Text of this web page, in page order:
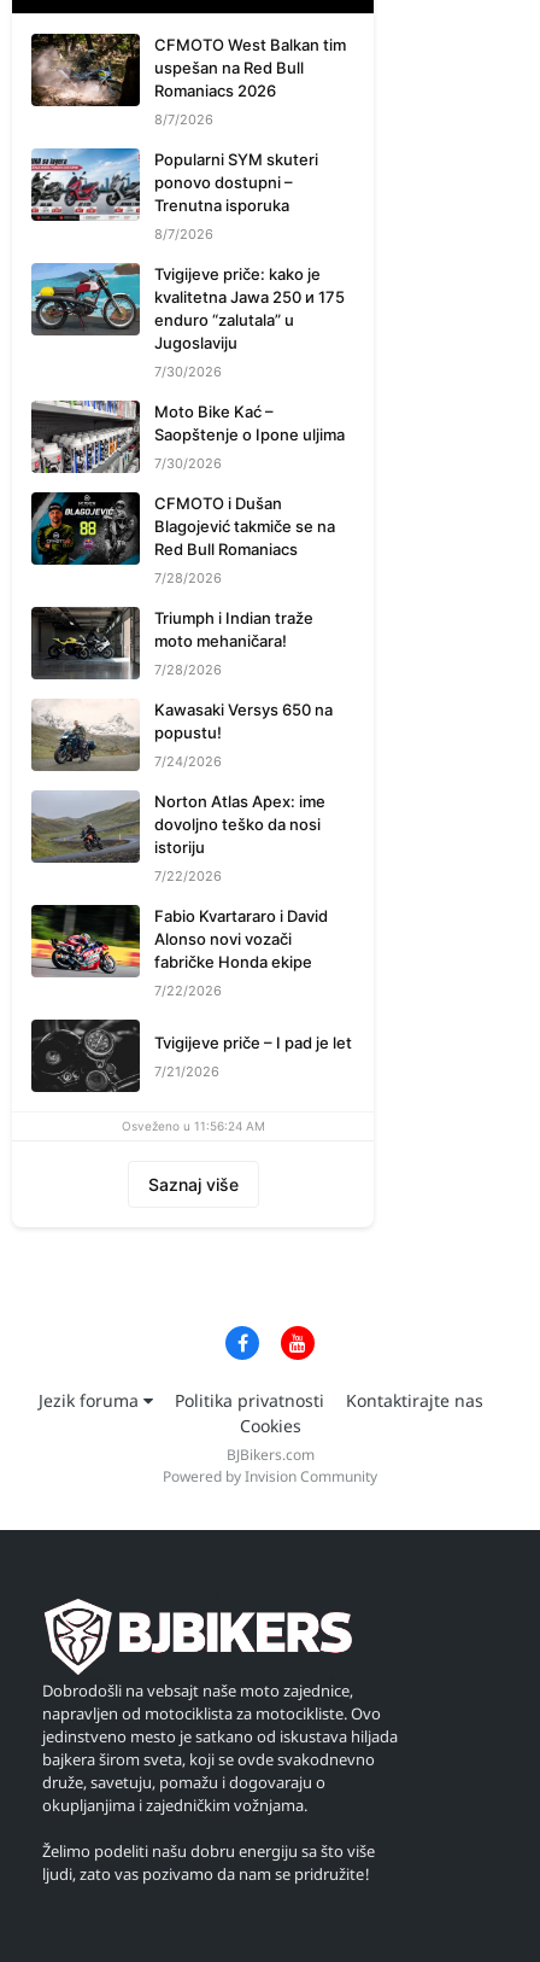
CFMOTO West Balkan tim
uspešan na Red Bull
Romaniacs 2026
8/7/2026
Popularni SYM skuteri
ponovo dostupni –
Trenutna isporuka
8/7/2026
Tvigijeve priče: kako je
kvalitetna Jawa 250 и 175
enduro “zalutala” u
Jugoslaviju
7/30/2026
Moto Bike Kać –
Saopštenje o Ipone uljima
7/30/2026
CFMOTO i Dušan
Blagojević takmiče se na
Red Bull Romaniacs
7/28/2026
Triumph i Indian traže
moto mehaničara!
7/28/2026
Kawasaki Versys 650 na
popustu!
7/24/2026
Norton Atlas Apex: ime
dovoljno teško da nosi
istoriju
7/22/2026
Fabio Kvartararo i David
Alonso novi vozači
fabričke Honda ekipe
7/22/2026
Tvigijeve priče – I pad je let
7/21/2026
Osveženo u 11:56:24 AM
Saznaj više
Jezik foruma Politika privatnosti
Kontaktirajte nas
Cookies
BJBikers.com
Powered by Invision Community
Dobrodošli na vebsajt naše moto zajednice,
napravljen od motociklista za motocikliste. Ovo
jedinstveno mesto je satkano od iskustava hiljada
bajkera širom sveta, koji se ovde svakodnevno
druže, savetuju, pomažu i dogovaraju o
okupljanjima i zajedničkim vožnjama.
Želimo podeliti našu dobru energiju sa što više
ljudi, zato vas pozivamo da nam se pridružite!